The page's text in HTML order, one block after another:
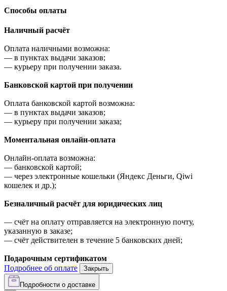
Cпособы оплаты
Наличный расчёт
Оплата наличными возможна:
— в пунктах выдачи заказов;
— курьеру при получении заказа.
Банковской картой при получении
Оплата банковской картой возможна:
— в пунктах выдачи заказов;
— курьеру при получении заказа;
Моментальная онлайн-оплата
Онлайн-оплата возможна:
— банковской картой;
— через электронные кошельки (Яндекс Деньги, Qiwi
кошелек и др.);
Безналичный расчёт для юридических лиц
— счёт на оплату отправляется на электронную почту,
указанную в заказе;
— счёт действителен в течение 5 банковских дней;
Подарочным сертификатом
Подробнее об оплате
Закрыть
Подробности о доставке